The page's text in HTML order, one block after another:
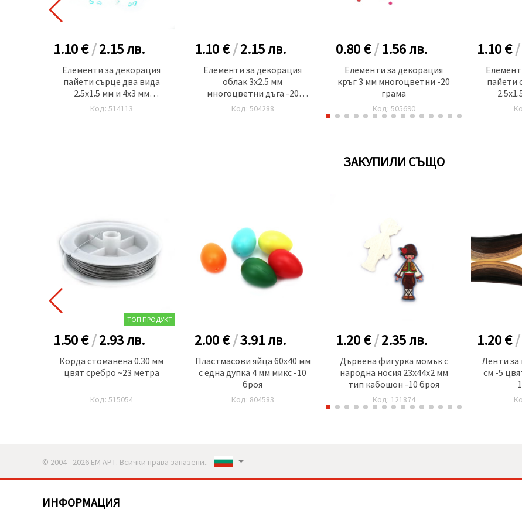
1.10 €/2.15лв.
Елементи за декорация
пайети сърце два вида
2.5x1.5 мм и 4x3 мм
прозрачни бледозелени
дъга -20 грама
Код: 514113
1.10 €/2.15лв.
Елементи за декорация
облак 3x2.5 мм
многоцветни дъга -20
грама
Код: 504288
0.80 €/1.56лв.
Елементи за декорация
кръг 3 мм многоцветни -20
грама
Код: 505690
1.10 €/
пайети
ЗАКУПИЛИ СЪЩО
ТОП ПРОДУКТ
1.50 €/2.93лв.
Корда стоманена 0.30 мм
цвят сребро ~23 метра
Код: 515054
2.00 €/3.91лв.
Пластмасови яйца 60x40 мм
с една дупка 4 мм микс -10
броя
Код: 804583
1.20 €/2.35лв.
Дървена фигурка момък с
народна носия 23x44x2 мм
тип кабошон -10 броя
Код: 121874
1.20 €/
Ленти за
см -5
© 2004 - 2026 ЕМ АРТ. Всички права запазени..
ИНФОРМАЦИЯ